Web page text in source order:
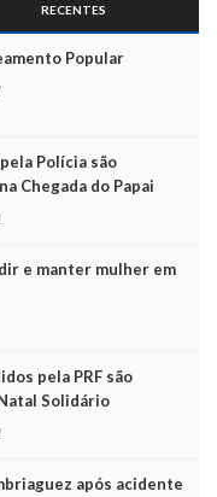
RECENTES
Popular
Polícia são
Chegada do Papai
e manter mulher em
pela PRF são
Solidário
após acidente